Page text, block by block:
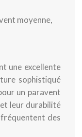
moyenne,
une excellente
sophistiqué
un paravent
leur durabilité
des